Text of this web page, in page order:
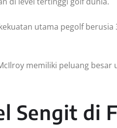
utama pegolf berusia
memiliki peluang besar
Sengit di